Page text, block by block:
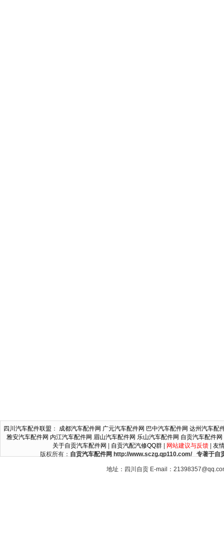
四川汽车配件联盟 ： 成都汽车配件网 广元汽车配件网 巴中汽车配件网 达州汽车配
雅安汽车配件网 内江汽车配件网 眉山汽车配件网 乐山汽车配件网 自贡汽车配件网
关于自贡汽车配件网
自贡汽配汽修QQ群| 网站建议与反馈| 友
版权所有： 自贡汽车配件网 http://www.sczg.qp110.com/ 专著于自
地址：四川自贡 E-mail：